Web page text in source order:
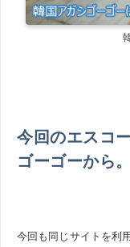
今回のエスコ
ゴーゴーから。
今回も同じサイトを利